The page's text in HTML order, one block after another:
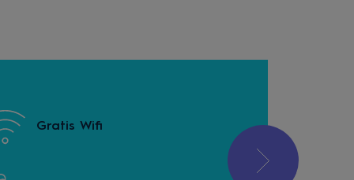
Gratis Wifi